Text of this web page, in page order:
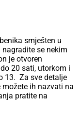
smješten u
nagradite se nekim
je otvoren
20 sati, utorkom i
13. Za sve detalje
ih nazvati na
pratite na